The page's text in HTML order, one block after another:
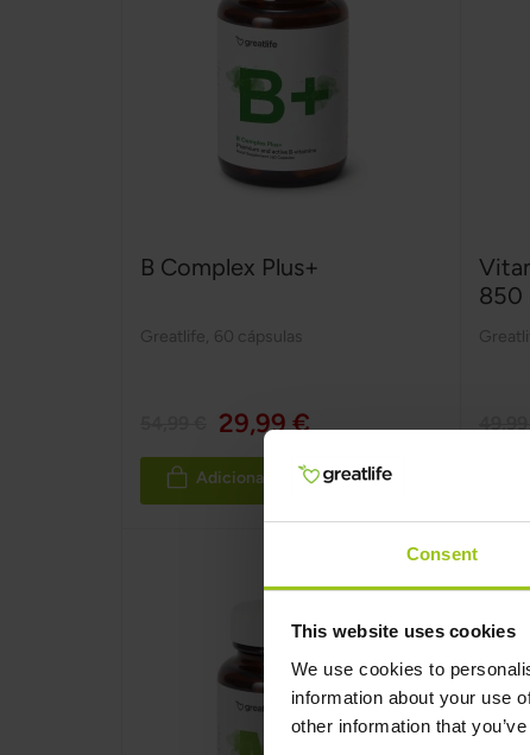
Consent
This website uses cookies
We use cookies to
information about your use
other information that
B Complex Plus+
Greatlife 60 cápsulas
29,99 €
Adicionar ao Carrinho
850